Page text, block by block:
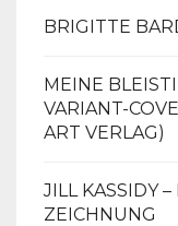
BRIGITTE
MEINE
VARIANT-
ART VERLAG)
JILL KASSIDY
ZEICHNUNG